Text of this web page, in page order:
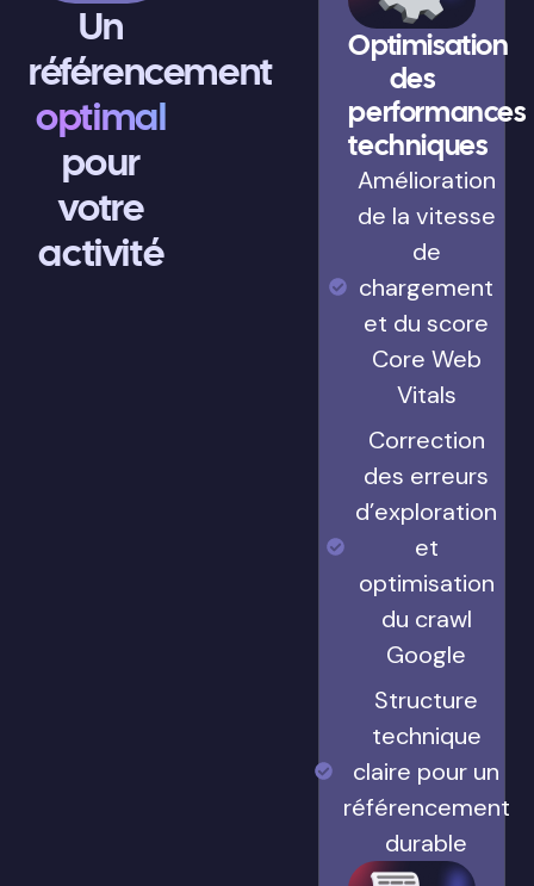
Un
référencement
optimal
pour
votre
activité
Optimisation
des
performances
techniques
Amélioration
de la vitesse
de
chargement
et du score
Core Web
Vitals
Correction
des erreurs
d’exploration
et
optimisation
du crawl
Google
Structure
technique
claire pour un
référencement
durable